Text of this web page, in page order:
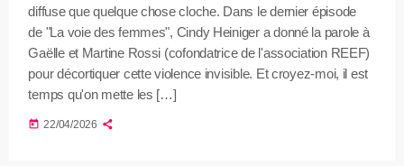
diffuse que quelque chose cloche. Dans le dernier épisode
de "La voie des femmes", Cindy Heiniger a donné la parole à
Gaëlle et Martine Rossi (cofondatrice de l'association REEF)
pour décortiquer cette violence invisible. Et croyez-moi, il est
temps qu'on mette les […]
today 22/04/2026